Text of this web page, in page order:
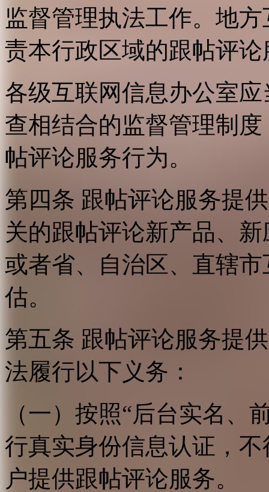
监督管理执法工作。地
责本行政区域的跟帖评
各级互联网信息办公室
查相结合的监督管理制
帖评论服务行为。
第四条 跟帖评论服务提
关的跟帖评论新产品、
或者省、自治区、直辖
估。
第五条 跟帖评论服务提
法履行以下义务：
（一）按照“后台实名、
行真实身份信息认证，
户提供跟帖评论服务。